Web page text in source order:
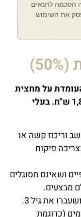
הסכמה לתנאים
את השימוש
על מחצית
מהמלאה נכון לשנת 2025 הינה 1,847 ש"ח. בעלי
וריכוז קשה או
פיקוח
תפקוד לקוי ב- 2 הגפיים ושאינם מסוגלים
מבצעים.
את גיל 3.
(כדוגמת